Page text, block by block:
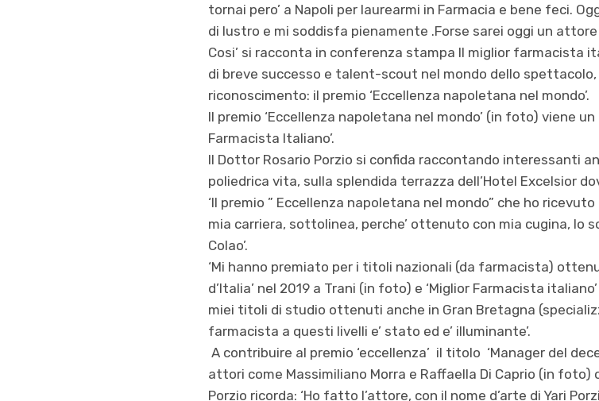
tornai pero’ a Napoli per laurearmi in Farmacia e bene feci.
di lustro e mi soddisfa pienamente .Forse sarei oggi un attore
Cosi’ si racconta in conferenza stampa Il miglior farmacista
di breve successo e talent-scout nel mondo dello
riconoscimento: il premio ‘Eccellenza napoletana nel mondo’.
Il premio ‘Eccellenza napoletana nel mondo’ (in foto) viene
Farmacista Italiano’.
Il Dottor Rosario Porzio si confida raccontando interessanti
poliedrica vita, sulla splendida terrazza dell’Hotel Excelsior
‘Il premio ” Eccellenza napoletana nel mondo” che ho
mia carriera, sottolinea, perche’ ottenuto con mia cugina, lo
Colao’.
‘Mi hanno premiato per i titoli nazionali (da farmacista)
d’Italia’ nel 2019 a Trani (in foto) e ‘Miglior Farmacista
miei titoli di studio ottenuti anche in Gran Bretagna
farmacista a questi livelli e’ stato ed e’ illuminante’.
A contribuire al premio ‘eccellenza’ il titolo ‘Manager del
attori come Massimiliano Morra e Raffaella Di Caprio (in foto)
Porzio ricorda: ‘Ho fatto l’attore, con il nome d’arte di Yari